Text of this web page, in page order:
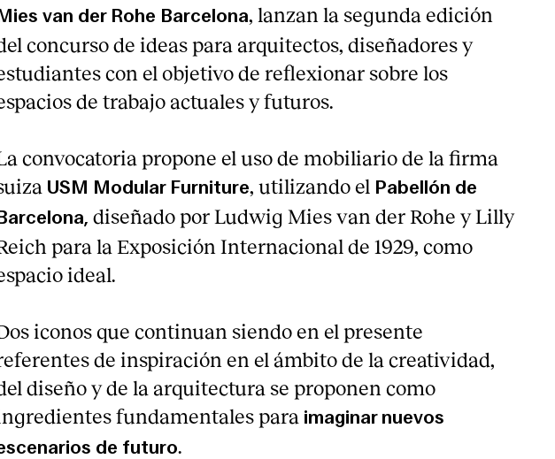
Mies van der Rohe Barcelona, lanzan la segunda edición
concurso de ideas para arquitectos, diseñadores y
con el objetivo de reflexionar sobre los
de trabajo actuales y futuros.
convocatoria propone el uso de mobiliario de la firma
USM Modular Furniture, utilizando el Pabellón de
Barcelona, diseñado por Ludwig Mies van der Rohe y Lilly
para la Exposición Internacional de 1929, como
ideal.
iconos que continuan siendo en el presente
de inspiración en el ámbito de la creatividad,
diseño y de la arquitectura se proponen como
fundamentales para imaginar nuevos
de futuro.